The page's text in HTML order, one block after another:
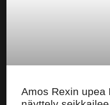
Amos Rexin upea